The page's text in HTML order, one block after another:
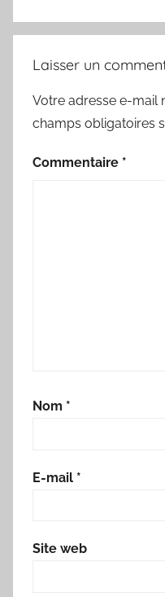
Laisser un
Votre adresse e-mail
champs obligatoires
Commentaire *
Nom *
E-mail *
Site web